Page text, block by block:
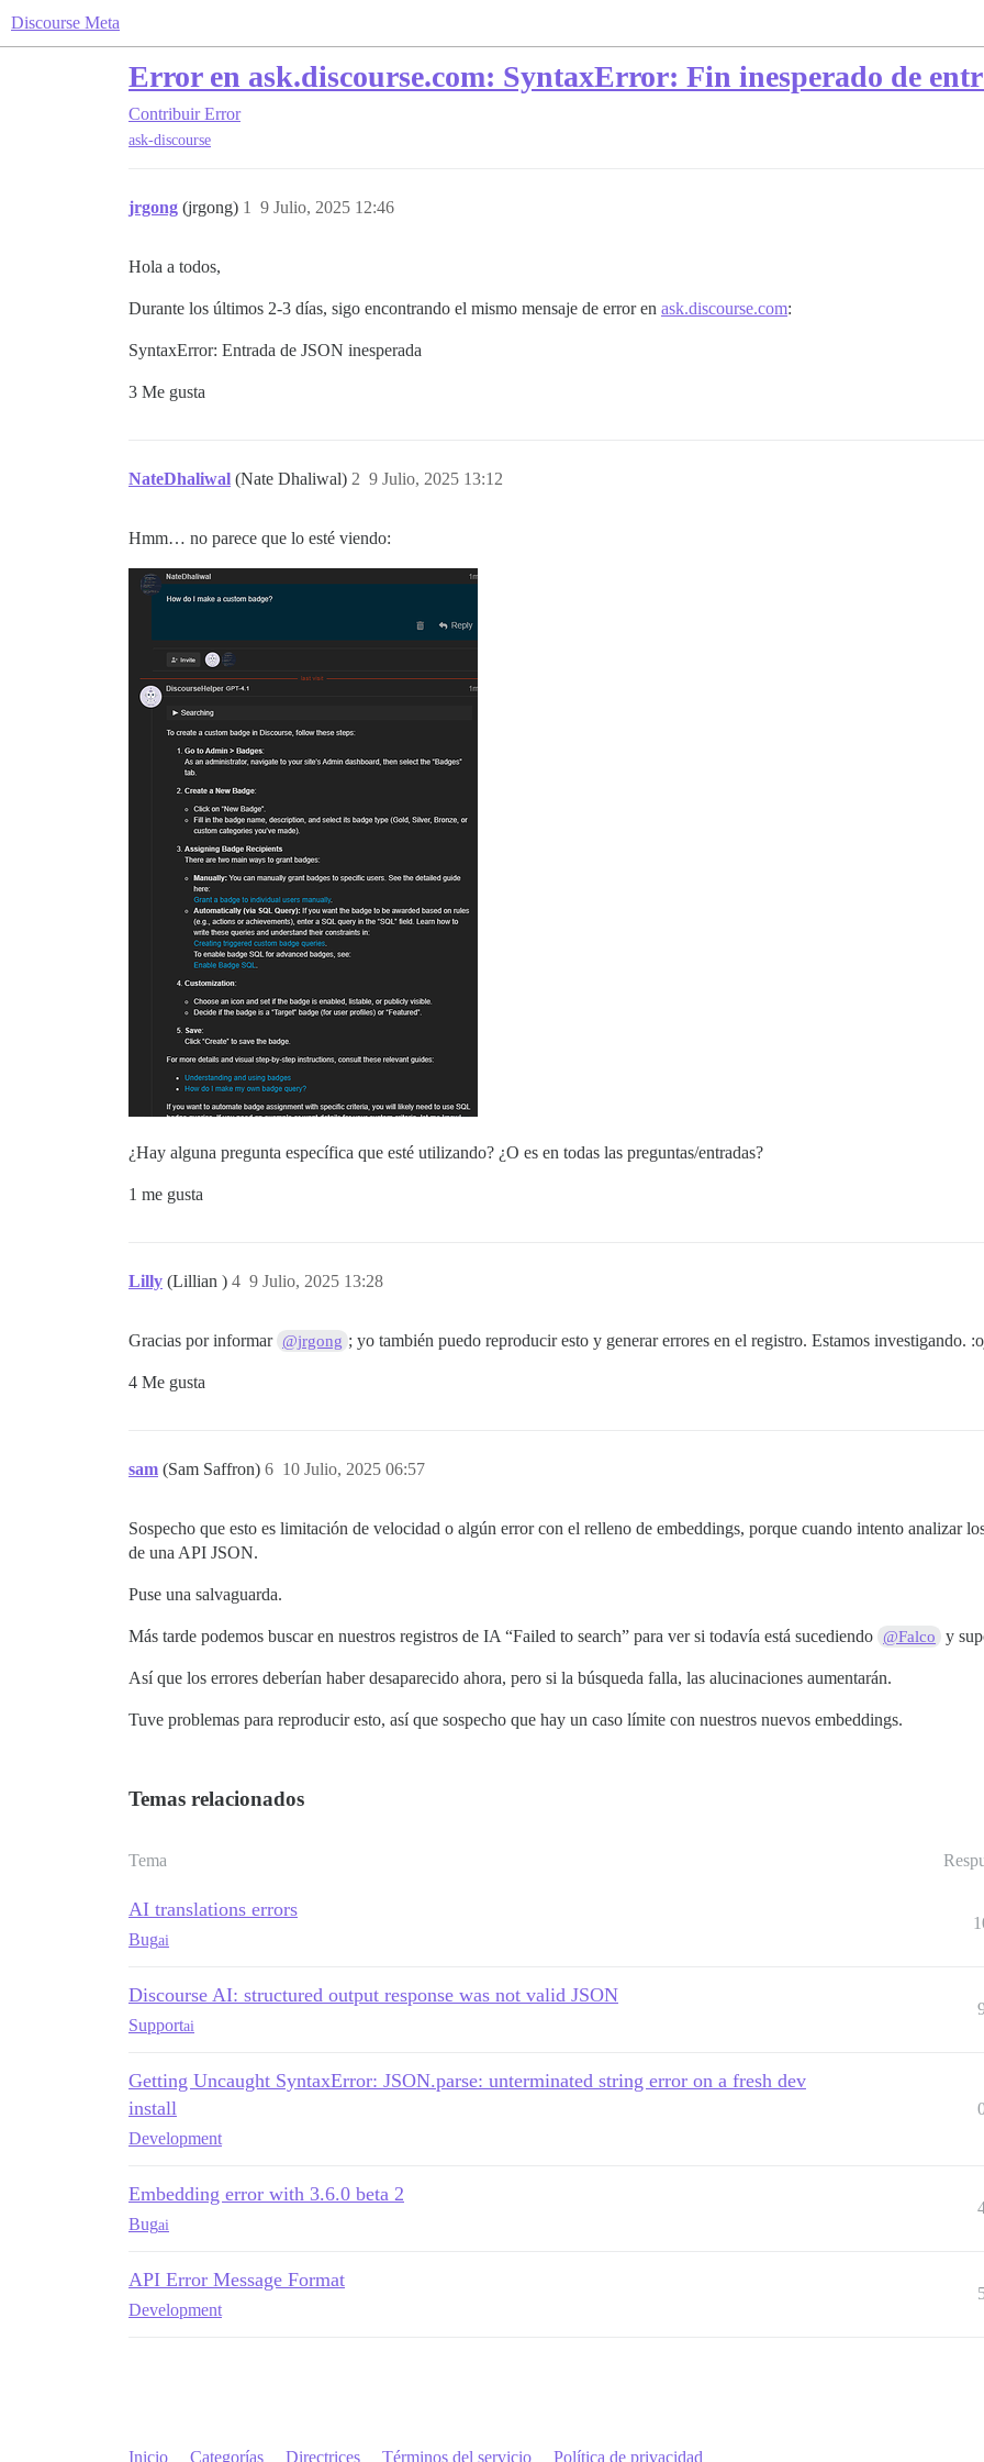
Discourse Meta
Error en ask.discourse.com: SyntaxError: Fin inesperado de
Contribuir Error
ask-discourse
jrgong (jrgong) 9 Julio, 2025 12:46
1
Hola a todos,
Durante los últimos 2-3 días, sigo encontrando el mismo mensaje de error en ask.discourse.com:
SyntaxError: Entrada de JSON inesperada
3 Me gusta
NateDhaliwal (Nate Dhaliwal) 9 Julio, 2025 13:12
2
Hmm… no parece que lo esté viendo:
¿Hay alguna pregunta específica que esté utilizando? ¿O es en todas las preguntas/entradas?
1 me gusta
Lilly (Lillian ) 9 Julio, 2025 13:28
4
Gracias por informar @jrgong ; yo también puedo reproducir esto y generar errores en el registro. Estamos investigando.
4 Me gusta
sam (Sam Saffron) 10 Julio, 2025 06:57
6
Sospecho que esto es limitación de velocidad o algún error con el relleno de embeddings, porque cuando intento analizar
de una API JSON.
Puse una salvaguarda.
Más tarde podemos buscar en nuestros registros de IA “Failed to search” para ver si todavía está sucediendo @Falco y
Así que los errores deberían haber desaparecido ahora, pero si la búsqueda falla, las alucinaciones aumentarán.
Tuve problemas para reproducir esto, así que sospecho que hay un caso límite con nuestros nuevos embeddings.
Temas relacionados
Tema
AI translations errors
Bugai
Discourse AI: structured output response was not valid JSON
Supportai
Getting Uncaught SyntaxError: JSON.parse: unterminated string error on a fresh dev
install
Development
Embedding error with 3.6.0 beta 2
Bugai
API Error Message Format
Development
Inicio Categorías Directrices Términos del servicio Política de privacidad